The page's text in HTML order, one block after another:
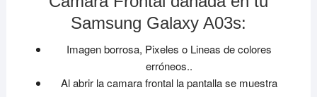
Samsung Galaxy A03s:
Imagen borrosa, Pixeles o Lineas de colores
erróneos..
Al abrir la camara frontal la pantalla se muestra